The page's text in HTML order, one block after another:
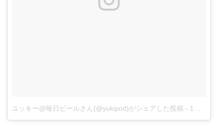
ユッキー@毎日ビールさん(@yukipod)がシェアした投稿 - 1月 6, 2018 at 6:19午後 PST